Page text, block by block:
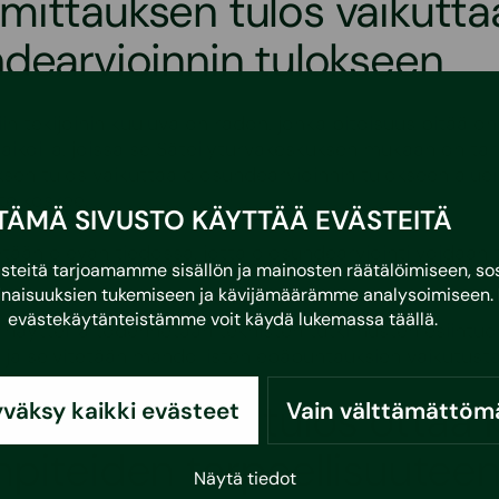
SIVUSTO KÄYTTÄÄ EVÄSTEITÄ
tarjoamamme sisällön ja mainosten räätälöimiseen,
tukemiseen ja kävijämäärämme analysoimiseen.
evästekäytänteistämme voit käydä lukemassa täällä.
kaikki evästeet Vain
Näytä tiedot
tulokseen
tekijöihin kuuluva on radon, jonka pitoisuus pitää
joissa se Säteilyturvakeskuksen mukaan on
tulos vaikuttaa olosuhdearvioinnin tulokseen
koskee.
näytteillä todennetaan teknisten tutkimusten
tulos ottaa
tarpeellisuuteen